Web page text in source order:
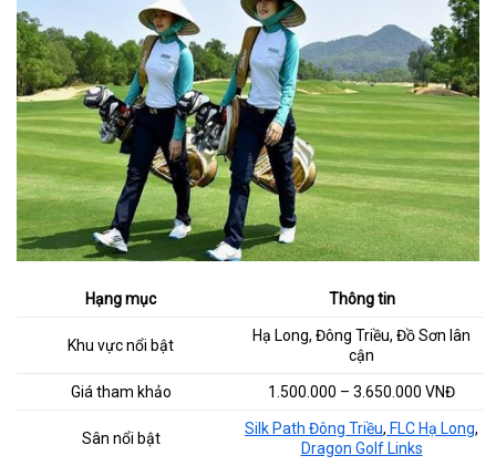
Hạng mục Thông tin
Khu vực nổi bật
Hạ Long, Đông Triều, Đồ Sơn lân
cận
Giá tham khảo 1.500.000 – 3.650.000 VNĐ
Sân nổi bật
Silk Path Đông Triều, FLC Hạ Long,
Dragon Golf Links